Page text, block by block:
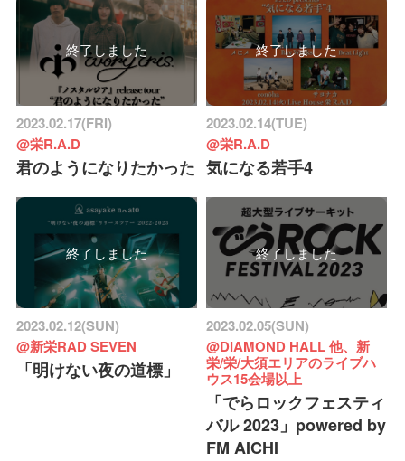
終了しました
2023.02.17(FRI)
@栄R.A.D
君のようになりたかった
終了しました
2023.02.14(TUE)
@栄R.A.D
気になる若手4
終了しました
2023.02.12(SUN)
@新栄RAD SEVEN
「明けない夜の道標」
終了しました
2023.02.05(SUN)
@DIAMOND HALL 他、新
栄/栄/大須エリアのライブハ
ウス15会場以上
「でらロックフェスティ
バル 2023」powered by
FM AICHI